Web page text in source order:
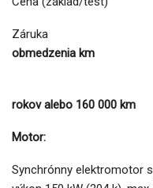
obmedzenia km
na VN
rokov alebo 160 000 km
Motor:
Synchrónny elektromotor